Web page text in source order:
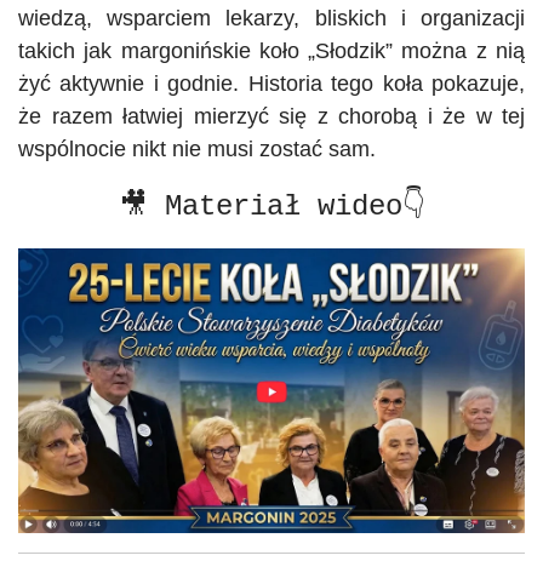
wiedzą, wsparciem lekarzy, bliskich i organizacji
takich jak margonińskie koło „Słodzik” można z nią
żyć aktywnie i godnie. Historia tego koła pokazuje,
że razem łatwiej mierzyć się z chorobą i że w tej
wspólnocie nikt nie musi zostać sam.
🎥 Materiał wideo👇